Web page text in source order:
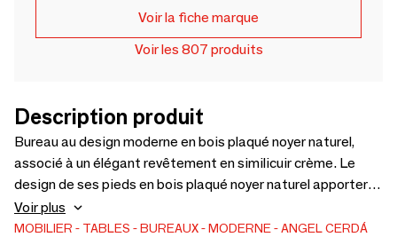
Voir la fiche marque
Voir les 807 produits
Description produit
Bureau au design moderne en bois plaqué noyer naturel,
associé à un élégant revêtement en similicuir crème. Le
design de ses pieds en bois plaqué noyer naturel apportera
une touche sophistiquée et exclusive à votre pièce. Grâce à
son vaste espace de rangement composé de 3 tiroirs avec
Voir plus
MOBILIER TABLES BUREAUX MODERNE ANGEL CERDÁ